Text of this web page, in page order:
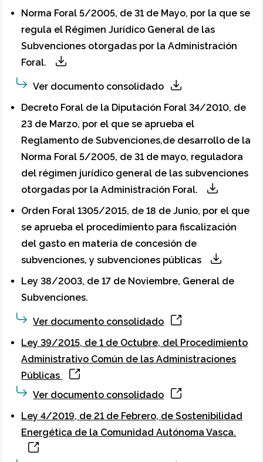
Norma Foral 5/2005, de 31 de Mayo, por la que se
regula el Régimen Jurídico General de las
Subvenciones otorgadas por la Administración
Foral.
Ver documento consolidado
Decreto Foral de la Diputación Foral 34/2010, de
23 de Marzo, por el que se aprueba el
Reglamento de Subvenciones,de desarrollo de la
Norma Foral 5/2005, de 31 de mayo, reguladora
del régimen jurídico general de las subvenciones
otorgadas por la Administración Foral.
Orden Foral 1305/2015, de 18 de Junio, por el que
se aprueba el procedimiento para fiscalización
del gasto en materia de concesión de
subvenciones, y subvenciones públicas
Ley 38/2003, de 17 de Noviembre, General de
Subvenciones.
Ver documento consolidado
Ley 39/2015, de 1 de Octubre, del Procedimiento
Administrativo Común de las Administraciones
Públicas
Ver documento consolidado
Ley 4/2019, de 21 de Febrero, de Sostenibilidad
Energética de la Comunidad Autónoma Vasca.